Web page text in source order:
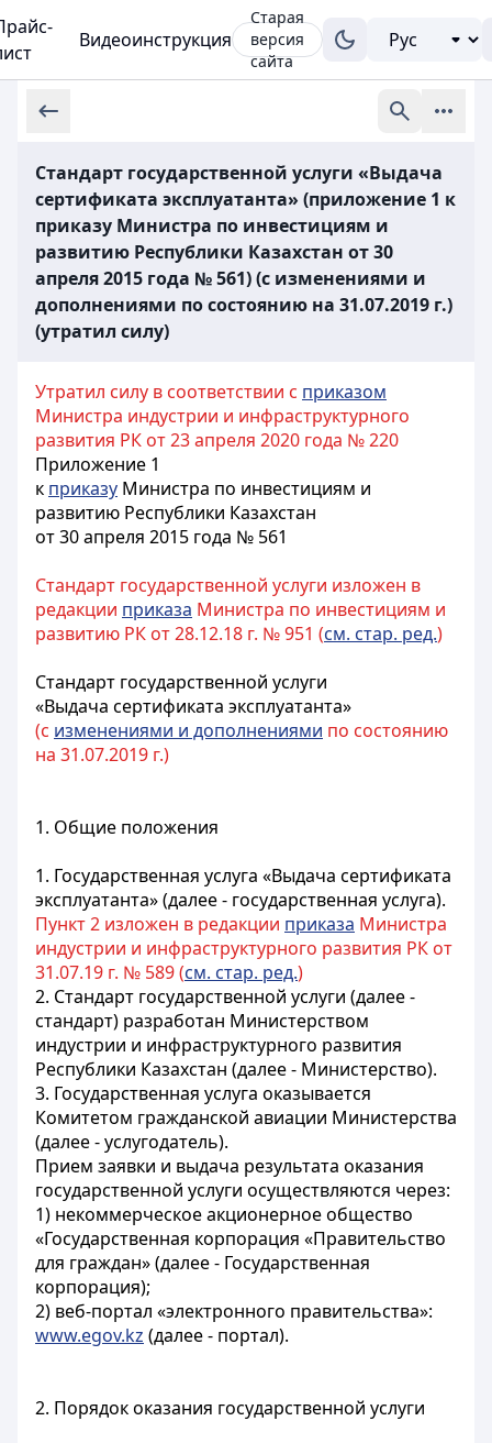
Видеоинструкция
Старая
версия
сайта
Стандарт государственной услуги «Выдача
сертификата эксплуатанта» (приложение 1 к
приказу Министра по инвестициям и
развитию Республики Казахстан от 30
апреля 2015 года № 561) (с изменениями и
дополнениями по состоянию на 31.07.2019 г.)
(утратил силу)
Утратил силу в соответствии с приказом
Министра индустрии и инфраструктурного
развития РК от 23 апреля 2020 года № 220
Приложение 1
к приказу Министра по инвестициям и
развитию Республики Казахстан
от 30 апреля 2015 года № 561
Стандарт государственной услуги изложен в
редакции приказа Министра по инвестициям и
развитию РК от 28.12.18 г. № 951 (см. стар. ред.)
Стандарт государственной услуги
«Выдача сертификата эксплуатанта»
(с изменениями и дополнениями по состоянию
на 31.07.2019 г.)
1. Общие положения
1. Государственная услуга «Выдача сертификата
эксплуатанта» (далее - государственная услуга).
Пункт 2 изложен в редакции приказа Министра
индустрии и инфраструктурного развития РК от
31.07.19 г. № 589 (см. стар. ред.)
2. Стандарт государственной услуги (далее -
стандарт) разработан Министерством
индустрии и инфраструктурного развития
Республики Казахстан (далее - Министерство).
3. Государственная услуга оказывается
Комитетом гражданской авиации Министерства
(далее - услугодатель).
Прием заявки и выдача результата оказания
государственной услуги осуществляются через:
1) некоммерческое акционерное общество
«Государственная корпорация «Правительство
для граждан» (далее - Государственная
корпорация);
2) веб-портал «электронного правительства»:
www.egov.kz (далее - портал).
2. Порядок оказания государственной услуги